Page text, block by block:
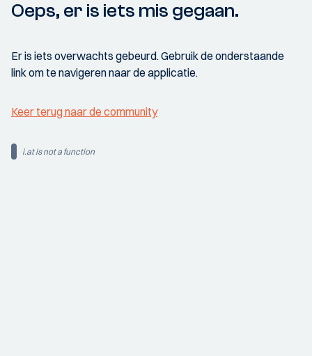
Oeps, er is iets mis gegaan.
Er is iets overwachts gebeurd. Gebruik de onderstaande
link om te navigeren naar de applicatie.
Keer terug naar de community
i.at is not a function